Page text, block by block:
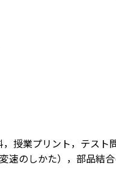
授業プリント，テスト
速のしかた），部品結